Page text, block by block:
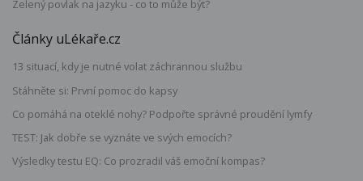
Zelený povlak na jazyku - co to může být?
Články uLékaře.cz
13 situací, kdy je nutné volat záchrannou službu
Stáhněte si: První pomoc do kapsy
Co pomáhá na oteklé nohy? Podpořte správné proudění lymfy
TEST: Jak dobře se vyznáte ve svých emocích?
Výsledky testu EQ: Co prozradil váš emoční kompas?